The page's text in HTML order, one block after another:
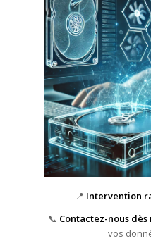
📍 Intervention
📞 Contactez-nous
vos